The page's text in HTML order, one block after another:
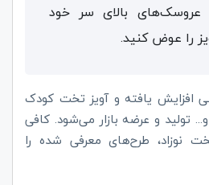
بالای سر خود
را عوض کنید.
افزایش یافته و آویز تخت کودک
تولید و عرضه بازار می‌شود. کافی
نوزاد، طرح‌های معرفی شده را